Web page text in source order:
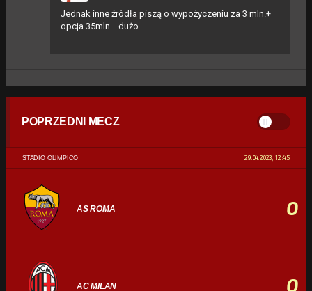
Jednak inne źródła piszą o wypożyczeniu za 3 mln.+
opcja 35mln... dużo.
POPRZEDNI MECZ
STADIO OLIMPICO 29.04.2023, 12:45
AS ROMA 0
AC MILAN 0